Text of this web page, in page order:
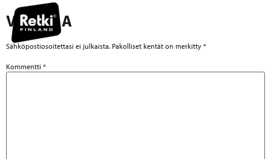
VASTAA
Sähköpostiosoitettasi ei julkaista. Pakolliset kentät on merkitty *
Kommentti *